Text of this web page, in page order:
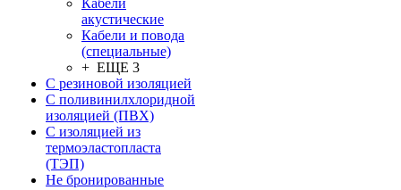
Кабели
акустические
Кабели и повода
(специальные)
+ ЕЩЕ 3
С резиновой изоляцией
С поливинилхлоридной
изоляцией (ПВХ)
С изоляцией из
термоэластопласта
(ТЭП)
Не бронированные